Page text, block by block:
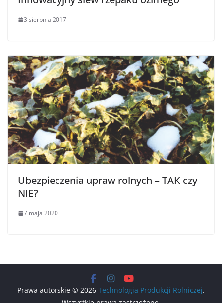
3 sierpnia 2017
Ubezpieczenia upraw rolnych – TAK czy
NIE?
7 maja 2020
Prawa autorskie © 2026 Technologia Produkcji Rolniczej.